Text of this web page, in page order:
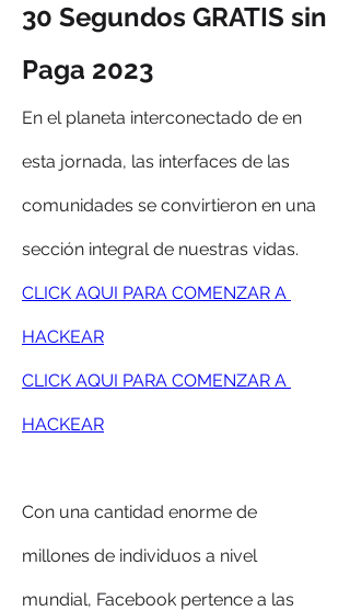
30 Segundos GRATIS sin
Paga 2023
En el planeta interconectado de en
esta jornada, las interfaces de las
comunidades se convirtieron en una
sección integral de nuestras vidas.
CLICK AQUI PARA COMENZAR A
HACKEAR
CLICK AQUI PARA COMENZAR A
HACKEAR
Con una cantidad enorme de
millones de individuos a nivel
mundial, Facebook pertence a las